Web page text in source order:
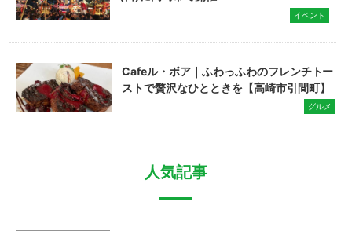
イベント
Cafeル・ボア｜ふわっふわのフレンチトー
ストで贅沢なひとときを【高崎市引間町】
グルメ
人気記事